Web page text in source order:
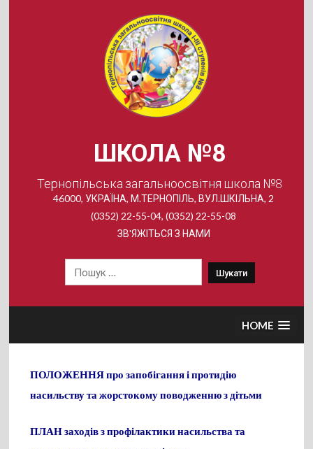
ШКОЛА №8
Тернопільська загальноосвітня школа №8
46000, УКРАЇНА, М.ТЕРНОПІЛЬ, ВУЛ.ШКІЛЬНА, 2
(0352) 22-55-04, (0352) 22-55-08
ЗВ'ЯЖІТЬСЯ З НАМИ
HOME
ПОЛОЖЕННЯпро запобігання і протидію
насильствута жорстокому поводженню з дітьми
ПЛАНзаходів з профілактики насильства та